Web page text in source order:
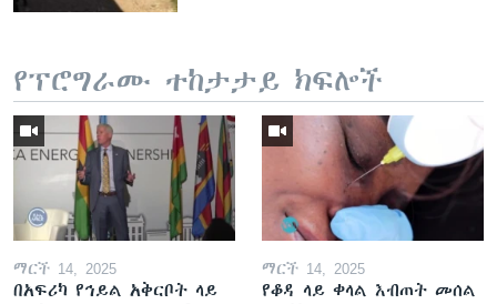
የፕሮግራሙ ተከታታይ ክፍሎች
ማርች 14, 2025
በአፍሪካ የኅይል አቅርቦት ላይ
ማርች 14, 2025
የቆዳ ላይ ቀላል እብጠት መሰል